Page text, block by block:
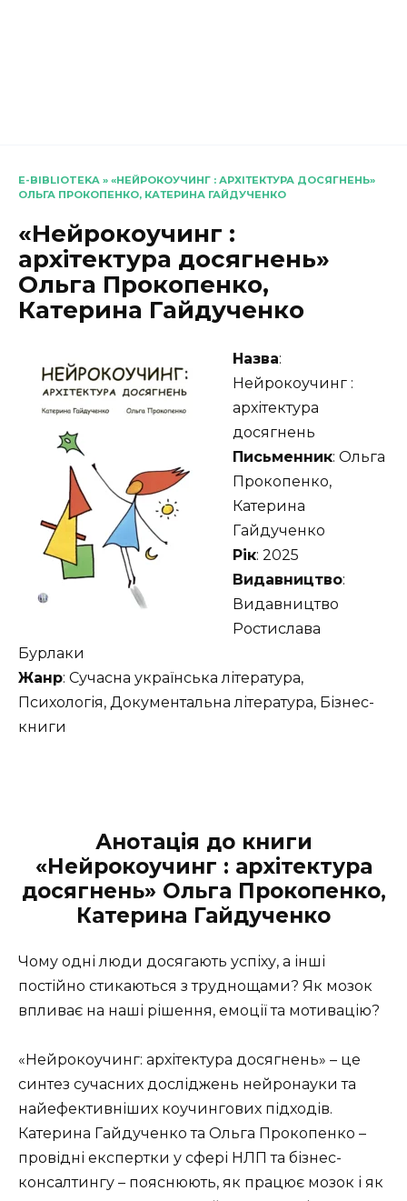
E-BIBLIOTEKA » «НЕЙРОКОУЧИНГ : АРХІТЕКТУРА ДОСЯГНЕНЬ»
ОЛЬГА ПРОКОПЕНКО, КАТЕРИНА ГАЙДУЧЕНКО
«Нейрокоучинг :
архітектура досягнень»
Ольга Прокопенко,
Катерина Гайдученко
Назва:
Нейрокоучинг :
архітектура
досягнень
Письменник: Ольга
Прокопенко,
Катерина
Гайдученко
Рік: 2025
Видавництво:
Видавництво
Ростислава
Бурлаки
Жанр: Сучасна українська література,
Психологія, Документальна література, Бізнес-
книги
Анотація до книги
«Нейрокоучинг : архітектура
досягнень» Ольга Прокопенко,
Катерина Гайдученко
Чому одні люди досягають успіху, а інші
постійно стикаються з труднощами? Як мозок
впливає на наші рішення, емоції та мотивацію?
«Нейрокоучинг: архітектура досягнень» – це
синтез сучасних досліджень нейронауки та
найефективніших коучингових підходів.
Катерина Гайдученко та Ольга Прокопенко –
провідні експертки у сфері НЛП та бізнес-
консалтингу – пояснюють, як працює мозок і як